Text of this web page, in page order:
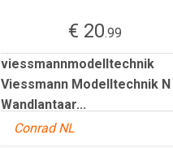
€ 20.99
viessmannmodelltechnik
Viessmann Modelltechnik N
Wandlantaar...
Conrad NL